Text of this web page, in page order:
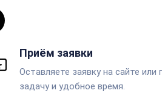
Приём заявки
Оставляете заявку на сайте или
задачу и удобное время.